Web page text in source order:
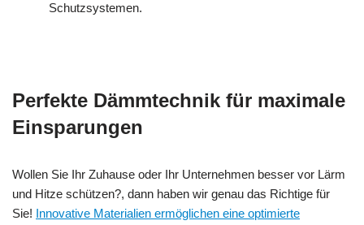
Schutzsystemen.
Perfekte Dämmtechnik für maximale
Einsparungen
Wollen Sie Ihr Zuhause oder Ihr Unternehmen besser vor Lärm
und Hitze schützen?, dann haben wir genau das Richtige für
Sie! Innovative Materialien ermöglichen eine optimierte